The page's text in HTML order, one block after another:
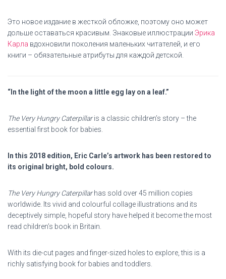
Это новое издание в жесткой обложке, поэтому оно может
дольше оставаться красивым. Знаковые иллюстрации Эрика
Карла вдохновили поколения маленьких читателей, и его
книги – обязательные атрибуты для каждой детской.
“In the light of the moon a little egg lay on a leaf.”
The Very Hungry Caterpillaris a classic children’s story – the
essential first book for babies.
In this 2018 edition, Eric Carle’s artwork has been restored to
its original bright, bold colours.
The Very Hungry Caterpillarhas sold over 45 million copies
worldwide. Its vivid and colourful collage illustrations and its
deceptively simple, hopeful story have helped it become the most
read children’s book in Britain.
With its die-cut pages and finger-sized holes to explore, this is a
richly satisfying book for babies and toddlers.